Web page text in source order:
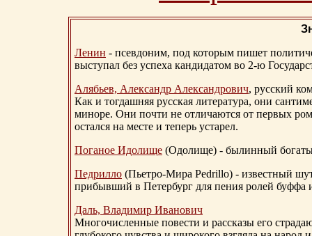
Ленин - псевдоним, под которым пишет
выступал без успеха кандидатом во 2-ю
Алябьев, Александр Александрович, русский
Как и тогдашняя русская литература, они
миноре. Они почти не отличаются от первых
остался на месте и теперь устарел.
Поганое Идолище (Одолище) - былинный
Педрилло (Пьетро-Мира Pedrillo) - известный
прибывший в Петербург для пения ролей буффа
Даль, Владимир Иванович
Многочисленные повести и рассказы его